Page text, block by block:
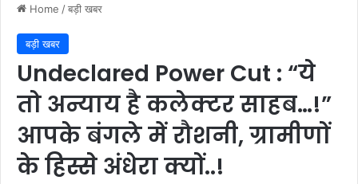
Home /बड़ी खबर
बड़ी खबर
Undeclared Power Cut : “ये
तो अन्याय है कलेक्टर साहब…!”
आपके बंगले में रौशनी, ग्रामीणों
के हिस्से अंधेरा क्यों..!